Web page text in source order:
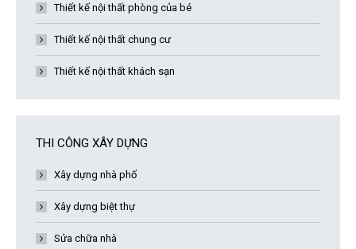
Thiết kế nội thất phòng của bé
Thiết kế nội thất chung cư
Thiết kế nội thất khách sạn
THI CÔNG XÂY DỰNG
Xây dựng nhà phố
Xây dựng biệt thự
Sửa chữa nhà